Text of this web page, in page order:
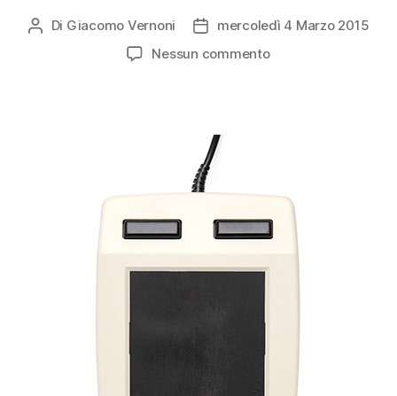
Autore
Di Giacomo Vernoni
Datamercoledì 4 Marzo 2015
Nessun commentosu